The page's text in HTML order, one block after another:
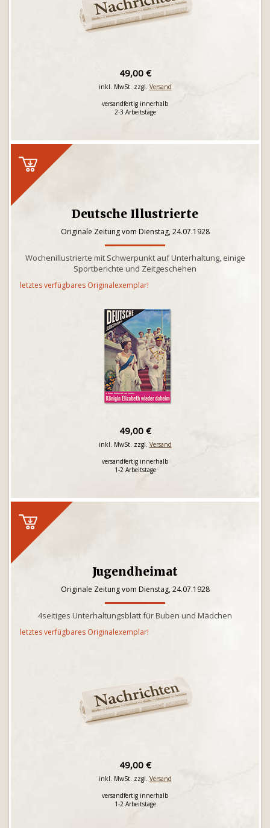
49,00 €
inkl. MwSt. zzgl. Versand
versandfertig innerhalb
2-3 Arbeitstage
Deutsche Illustrierte
Originale Zeitung vom Dienstag, 24.07.1928
Wochenillustrierte mit Schwerpunkt auf Unterhaltung, einige
Sportberichte und Zeitgeschehen
letztes verfügbares Originalexemplar!
49,00 €
inkl. MwSt. zzgl. Versand
versandfertig innerhalb
1-2 Arbeitstage
Jugendheimat
Originale Zeitung vom Dienstag, 24.07.1928
4seitiges Unterhaltungsblatt für Buben und Mädchen
letztes verfügbares Originalexemplar!
49,00 €
inkl. MwSt. zzgl. Versand
versandfertig innerhalb
1-2 Arbeitstage